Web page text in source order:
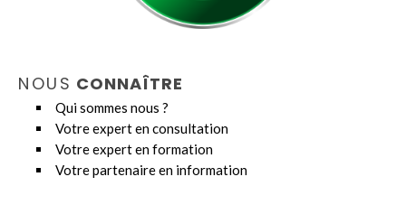
NOUS CONNAÎTRE
Qui sommes nous ?
Votre expert en consultation
Votre expert en formation
Votre partenaire en information